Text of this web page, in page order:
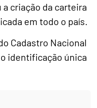
criação da carteira
em todo o país.
Cadastro Nacional
identificação única